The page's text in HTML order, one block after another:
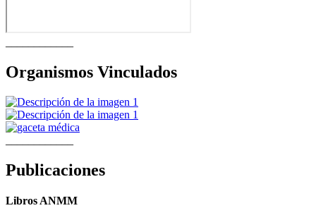
Organismos Vinculados
Publicaciones
Libros ANMM